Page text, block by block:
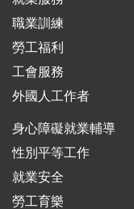
職業訓練
勞工福利
工會服務
外國人工作者
身心障礙就業輔導
性別平等工作
就業安全
勞工育樂